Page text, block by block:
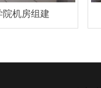
院机房组建